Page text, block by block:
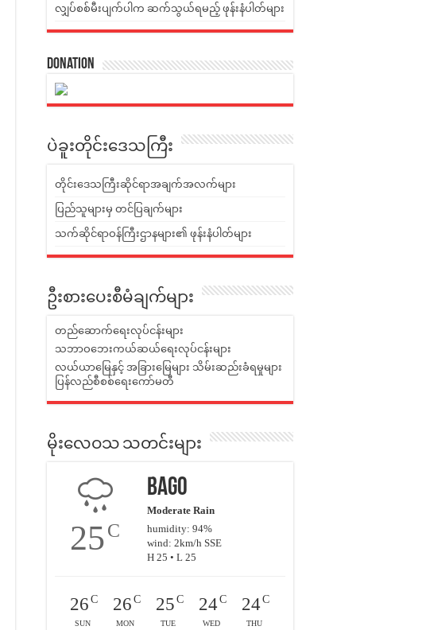
လျှပ်စစ်မီးပျက်ပါက ဆက်သွယ်ရမည့် ဖုန်းနံပါတ်များ
Donation
ပဲခူးတိုင်းဒေသကြီး
တိုင်းဒေသကြီးဆိုင်ရာအချက်အလက်များ
ပြည်သူများမှ တင်ပြချက်များ
သက်ဆိုင်ရာဝန်ကြီးဌာနများ၏ ဖုန်းနံပါတ်များ
ဦးစားပေးစီမံချက်များ
တည်ဆောက်ရေးလုပ်ငန်းများ
သဘာဝဘေးကယ်ဆယ်ရေးလုပ်ငန်းများ
လယ်ယာမြေနှင့် အခြားမြေများ သိမ်းဆည်းခံရမှုများ
ပြန်လည်စီစစ်ရေးကော်မတီ
မိုးလေဝသ သတင်းများ
25C
Bago
Moderate Rain
humidity: 94%
wind: 2km/h SSE
H 25 • L 25
26 C
SUN
26 C
MON
25 C
TUE
24C
WED
24C
THU